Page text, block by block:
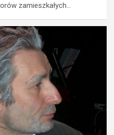
zamieszkałych…